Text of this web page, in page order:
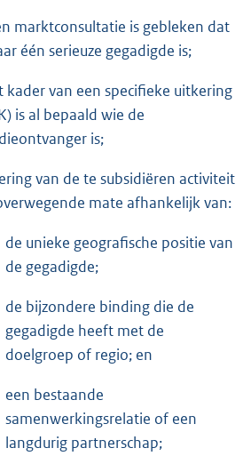
marktconsultatie is gebleken dat
één serieuze gegadigde is;
kader van een specifieke uitkering
is al bepaald wie de
is;
van de te subsidiëren activiteit
mate afhankelijk van:
de unieke geografische positie van
de gegadigde;
de bijzondere binding die de
gegadigde heeft met de
doelgroep of regio; en
een bestaande
samenwerkingsrelatie of een
langdurig partnerschap;